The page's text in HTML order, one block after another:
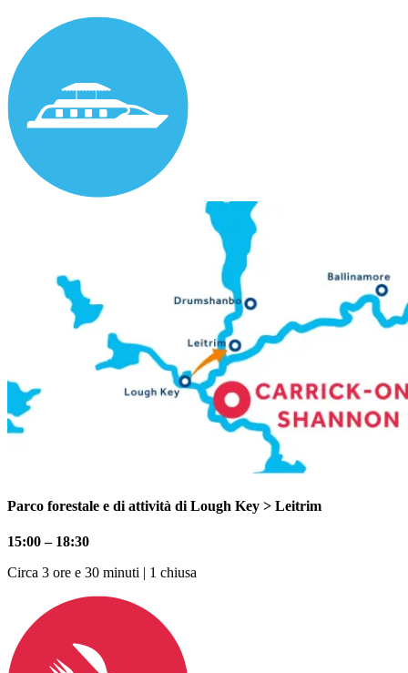
Parco forestale e di attività di Lough Key > Leitrim
15:00 – 18:30
Circa 3 ore e 30 minuti | 1 chiusa